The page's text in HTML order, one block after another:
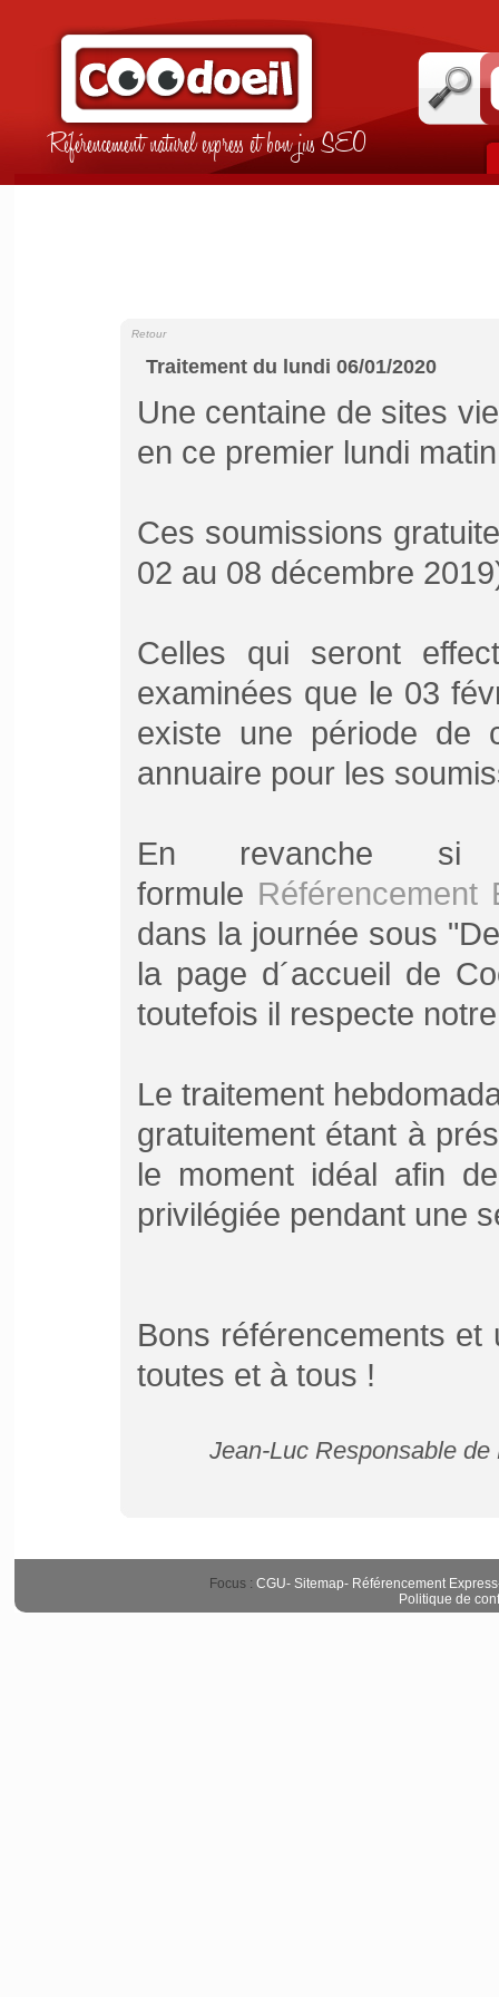
Référencement naturel express et bon jus SEO
Traitement du lundi 06/01/2020
Retour
Une centaine de sites
en ce premier lundi
Ces soumissions
02 au 08 décembre
Celles qui seront
examinées que le 03
existe une période de
annuaire pour les
En revanche
formule Référencement
dans la journée sous
la page d´accueil de
toutefois il respecte
Le traitement
gratuitement étant à
le moment idéal afin
privilégiée pendant une
Bons référencements
toutes et à tous !
Jean-Luc Responsable
Focus : CGU- Sitemap- Référencement Express
Politique de